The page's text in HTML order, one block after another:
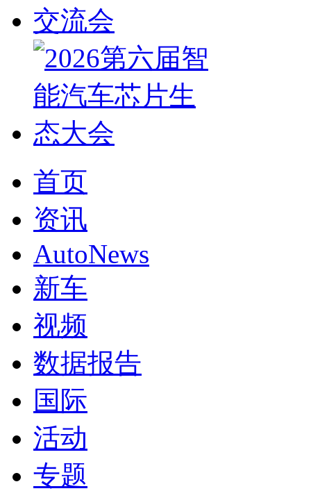
首页
资讯
AutoNews
新车
视频
数据报告
国际
活动
专题